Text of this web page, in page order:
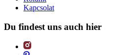
Kapcsolat
Du findest uns auch hier